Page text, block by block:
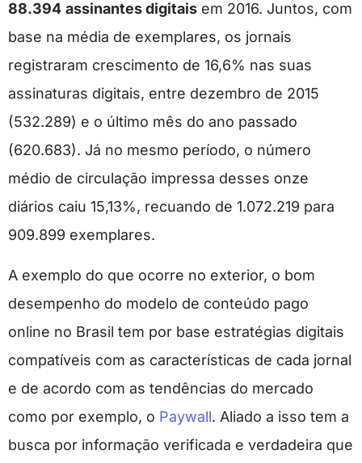
88.394 assinantes digitais em 2016. Juntos, com
base na média de exemplares, os jornais
registraram crescimento de 16,6% nas suas
assinaturas digitais, entre dezembro de 2015
(532.289) e o último mês do ano passado
(620.683). Já no mesmo período, o número
médio de circulação impressa desses onze
diários caiu 15,13%, recuando de 1.072.219 para
909.899 exemplares.
A exemplo do que ocorre no exterior, o bom
desempenho do modelo de conteúdo pago
online no Brasil tem por base estratégias digitais
compatíveis com as características de cada jornal
e de acordo com as tendências do mercado
como por exemplo, o Paywall. Aliado a isso tem a
busca por informação verificada e verdadeira que